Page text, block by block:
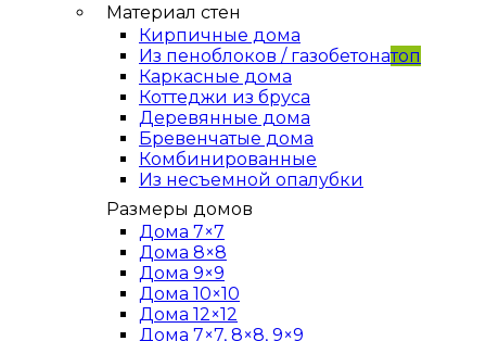
Материал стен
Кирпичные дома
Из пеноблоков / газобетонатоп
Каркасные дома
Коттеджи из бруса
Деревянные дома
Бревенчатые дома
Комбинированные
Из несъемной опалубки
Размеры домов
Дома 7×7
Дома 8×8
Дома 9×9
Дома 10×10
Дома 12×12
Дома 7×7, 8×8, 9×9